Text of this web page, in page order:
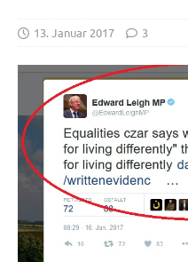
13. Januar 2017 3